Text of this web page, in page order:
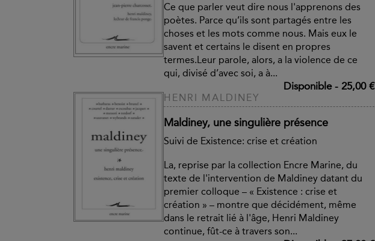
Ce que parler veut dire nous l'apprenons des
poètes. Parce qu’ils sont partagés entre les
choses et les mots comme nous. Mais eux le
savent et certains le disent en propres
termes.Leur parole, alors, a la violence de ce
qui, divisé d’avec soi, a à...
Disponible- 25,00 €
HENRI MALDINEY
Maldiney, une singulière présence
Suivi de Existence: crise et création
La, reprise par la collection Encre Marine, du
texte de l'intervention de Maldiney datant du
premier colloque – « Existence : crise et
création » – montre que décidément, même
dans le retrait lié à l'âge, Henri Maldiney
continue, fût-ce à travers son...